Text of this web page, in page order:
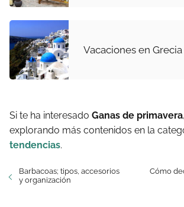
Vacaciones en Grecia
Si te ha interesado Ganas de primavera
explorando más contenidos en la
tendencias.
Barbacoas; tipos, accesorios
y organización
Cómo